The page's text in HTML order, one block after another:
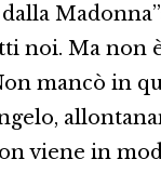
noi. Ma non
mancò in
viene in